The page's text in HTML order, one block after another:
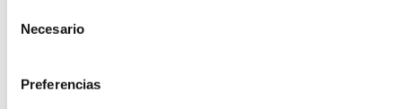
proporcionado o que hayan recopilado a partir del uso que
Necesario
Preferencias
The Future Game